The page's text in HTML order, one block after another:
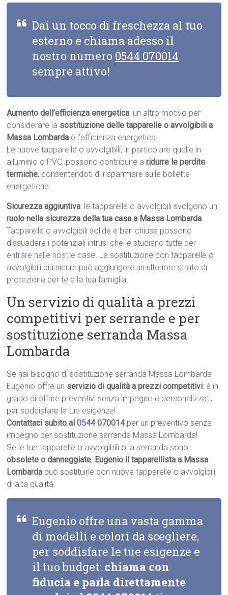
Dai un tocco di freschezza al tuo
esterno e chiama adesso il
nostro numero 0544 070014
sempre attivo!
Aumento dell’efficienza energetica: un altro motivo per
considerare la sostituzione delle tapparelle o avvolgibili a
Massa Lombarda è l’efficienza energetica.
Le nuove tapparelle o avvolgibili, in particolare quelle in
alluminio o PVC, possono contribuire aridurre le perdite
termiche, consentendoti di risparmiare sulle bollette
energetiche.
Sicurezza aggiuntiva: le tapparelle o avvolgibili svolgono un
ruolo nella sicurezza della tua casa a Massa Lombarda.
Tapparelle o avvolgibili solide e ben chiuse possono
dissuadere i potenziali intrusi che le studiano tutte per
entrare nelle nostre case. La sostituzione con tapparelle o
avvolgibili più sicure può aggiungere un ulteriore strato di
protezione per te e la tua famiglia.
Un servizio di qualità a prezzi
competitivi per serrande e per
sostituzione serranda Massa
Lombarda
Se hai bisogno di sostituzione serranda Massa Lombarda
Eugenio offre un servizio di qualità a prezzi competitivi: è in
grado di offrire preventivi senza impegno e personalizzati,
per soddisfare le tue esigenze!
Contattaci subito al0544 070014 per un preventivo senza
impegno per sostituzione serranda Massa Lombarda!
Se le tue tapparelle o avvolgibili o la serranda sono
obsolete o danneggiate, Eugenio il tapparellista a Massa
Lombarda può sostituirle con nuove tapparelle o avvolgibili
di alta qualità.
Eugenio offre una vasta gamma
di modelli e colori da scegliere,
per soddisfare le tue esigenze e
il tuo budget: chiama con
fiducia e parla direttamente